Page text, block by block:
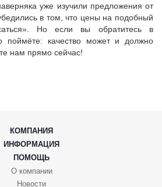
уже изучили предложения от
в том, что цены на подобный
Но если вы обратитесь в
поймёте: качество может и должно
нам прямо сейчас!
КОМПАНИЯ
ИНФОРМАЦИЯ
ПОМОЩЬ
О компании
Новости